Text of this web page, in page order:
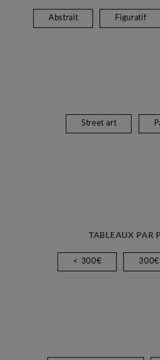
Abstrait Figuratif
Street art
TABLEAUX PAR
< 300€